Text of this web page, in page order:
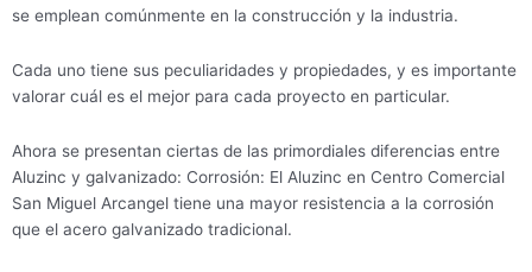
se emplean comúnmente en la construcción y la industria.
Cada uno tiene sus peculiaridades y propiedades, y es importante
valorar cuál es el mejor para cada proyecto en particular.
Ahora se presentan ciertas de las primordiales diferencias entre
Aluzinc y galvanizado: Corrosión: El Aluzinc en Centro Comercial
San Miguel Arcangel tiene una mayor resistencia a la corrosión
que el acero galvanizado tradicional.